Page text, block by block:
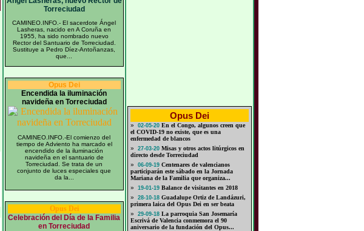
Torreciudad
CAMINEO.INFO.- El sacerdote Ángel
Lasheras, nacido en A Coruña en
1955, ha sido nombrado nuevo
Rector del Santuario de Torreciudad.
Sustituye a Pedro Díez-Antoñanzas,
que...
Opus Dei
Encendida la iluminación
navideña en Torreciudad
CAMINEO.INFO.-El comienzo del
tiempo de Adviento ha marcado el
encendido de la iluminación
navideña en el santuario de
Torreciudad. Se trata de un
conjunto de luces especiales que
da la...
Opus Dei
Celebración del Día de la Familia
en Torreciudad
Opus Dei
» 02-05-20En el Congo, algunos creen que
el COVID-19 no existe, que es una
enfermedad de blancos
»
27-03-20Misas y otros actos litúrgicos en
directo desde Torreciudad
»
06-09-19Centenares de valencianos
participarán este sábado en la Jornada
Mariana de la Familia que organiza...
»
19-01-19Balance de visitantes en 2018
»
28-10-18Guadalupe Ortiz de Landázuri,
primera laica del Opus Dei en ser beata
»
29-09-18La parroquia San Josemaría
Escrivá de Valencia conmemora el 90
aniversario de la fundación del Opus...